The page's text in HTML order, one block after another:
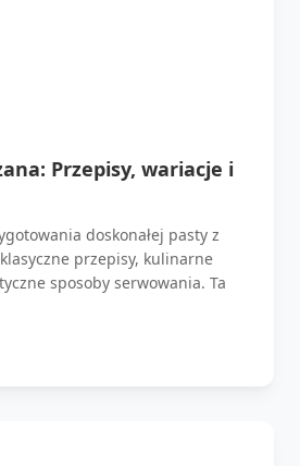
Przepisy, wariacje i
doskonałej pasty z
przepisy, kulinarne
sposoby serwowania. Ta